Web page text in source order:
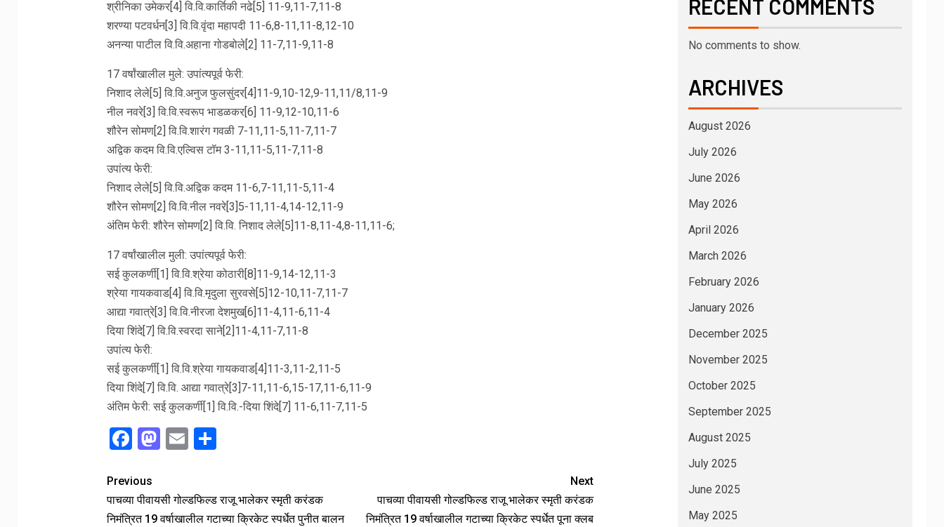
श्रीनिका उमेकर[4] वि.वि.कार्तिकी नढे[5] 11-9,11-7,11-8
शरण्या पटवर्धन[3] वि.वि.वृंदा महापदी 11-6,8-11,11-8,12-10
अनन्या पाटील वि.वि.अहाना गोडबोले[2] 11-7,11-9,11-8
17 वर्षांखालील मुले: उपांत्यपूर्व फेरी:
निशाद लेले[5] वि.वि.अनुज फुलसुंदर[4]11-9,10-12,9-11,11/8,11-9
नील नवरे[3] वि.वि.स्वरूप भाडळकर[6] 11-9,12-10,11-6
शौरेन सोमण[2] वि.वि.शारंग गवळी 7-11,11-5,11-7,11-7
अद्विक कदम वि.वि.एल्विस टॉम 3-11,11-5,11-7,11-8
उपांत्य फेरी:
निशाद लेले[5] वि.वि.अद्विक कदम 11-6,7-11,11-5,11-4
शौरेन सोमण[2] वि.वि.नील नवरे[3]5-11,11-4,14-12,11-9
अंतिम फेरी: शौरेन सोमण[2] वि.वि. निशाद लेले[5]11-8,11-4,8-11,11-6;
17 वर्षांखालील मुली: उपांत्यपूर्व फेरी:
सई कुलकर्णी[1] वि.वि.श्रेया कोठारी[8]11-9,14-12,11-3
श्रेया गायकवाड[4] वि.वि.मृदुला सुरवसे[5]12-10,11-7,11-7
आद्या गवात्रे[3] वि.वि.नीरजा देशमुख[6]11-4,11-6,11-4
दिया शिंदे[7] वि.वि.स्वरदा साने[2]11-4,11-7,11-8
उपांत्य फेरी:
सई कुलकर्णी[1] वि.वि.श्रेया गायकवाड[4]11-3,11-2,11-5
दिया शिंदे[7] वि.वि. आद्या गवात्रे[3]7-11,11-6,15-17,11-6,11-9
अंतिम फेरी: सई कुलकर्णी[1] वि.वि.-दिया शिंदे[7] 11-6,11-7,11-5
Facebook
Mastodon
Email
Previous
पाचव्या पीवायसी गोल्डफिल्ड राजू भालेकर स्मृती करंडक
निमंत्रित 19 वर्षाखालील गटाच्या क्रिकेट स्पर्धेत पुनीत बालन
Next
पाचव्या पीवायसी गोल्डफिल्ड राजू भालेकर स्मृती करंडक
निमंत्रित 19 वर्षाखालील गटाच्या क्रिकेट स्पर्धेत पूना क्लब
RECENT COMMENTS
No comments to show.
ARCHIVES
August 2026
July 2026
June 2026
May 2026
April 2026
March 2026
February 2026
January 2026
December 2025
November 2025
October 2025
September 2025
August 2025
July 2025
June 2025
May 2025